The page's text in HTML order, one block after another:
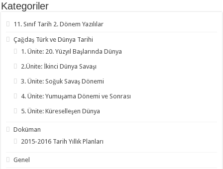
Kategoriler
11. Sınıf Tarih 2. Dönem Yazılılar
Çağdaş Türk ve Dünya Tarihi
1. Ünite: 20. Yüzyıl Başlarında Dünya
2.Ünite: İkinci Dünya Savaşı
3. Ünite: Soğuk Savaş Dönemi
4. Ünite: Yumuşama Dönemi ve Sonrası
5. Ünite: Küreselleşen Dünya
Doküman
2015-2016 Tarih Yıllık Planları
Genel